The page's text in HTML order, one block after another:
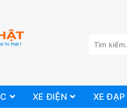
XE ĐIỆN XE ĐẠP